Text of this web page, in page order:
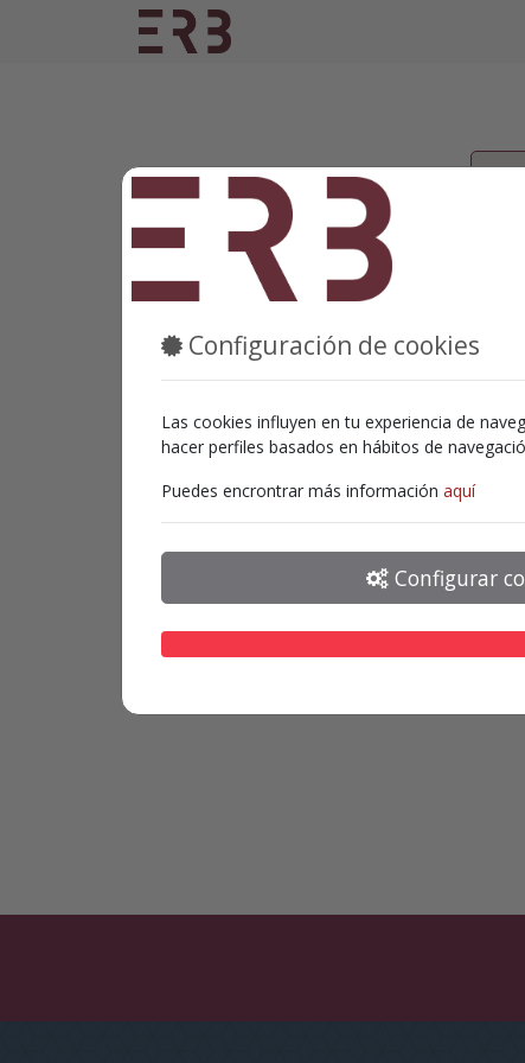
Configuración de cookies
Las cookies influyen en tu experiencia de
hacer perfiles basados en hábitos de
Puedes encrontrar más información aquí
Configurar